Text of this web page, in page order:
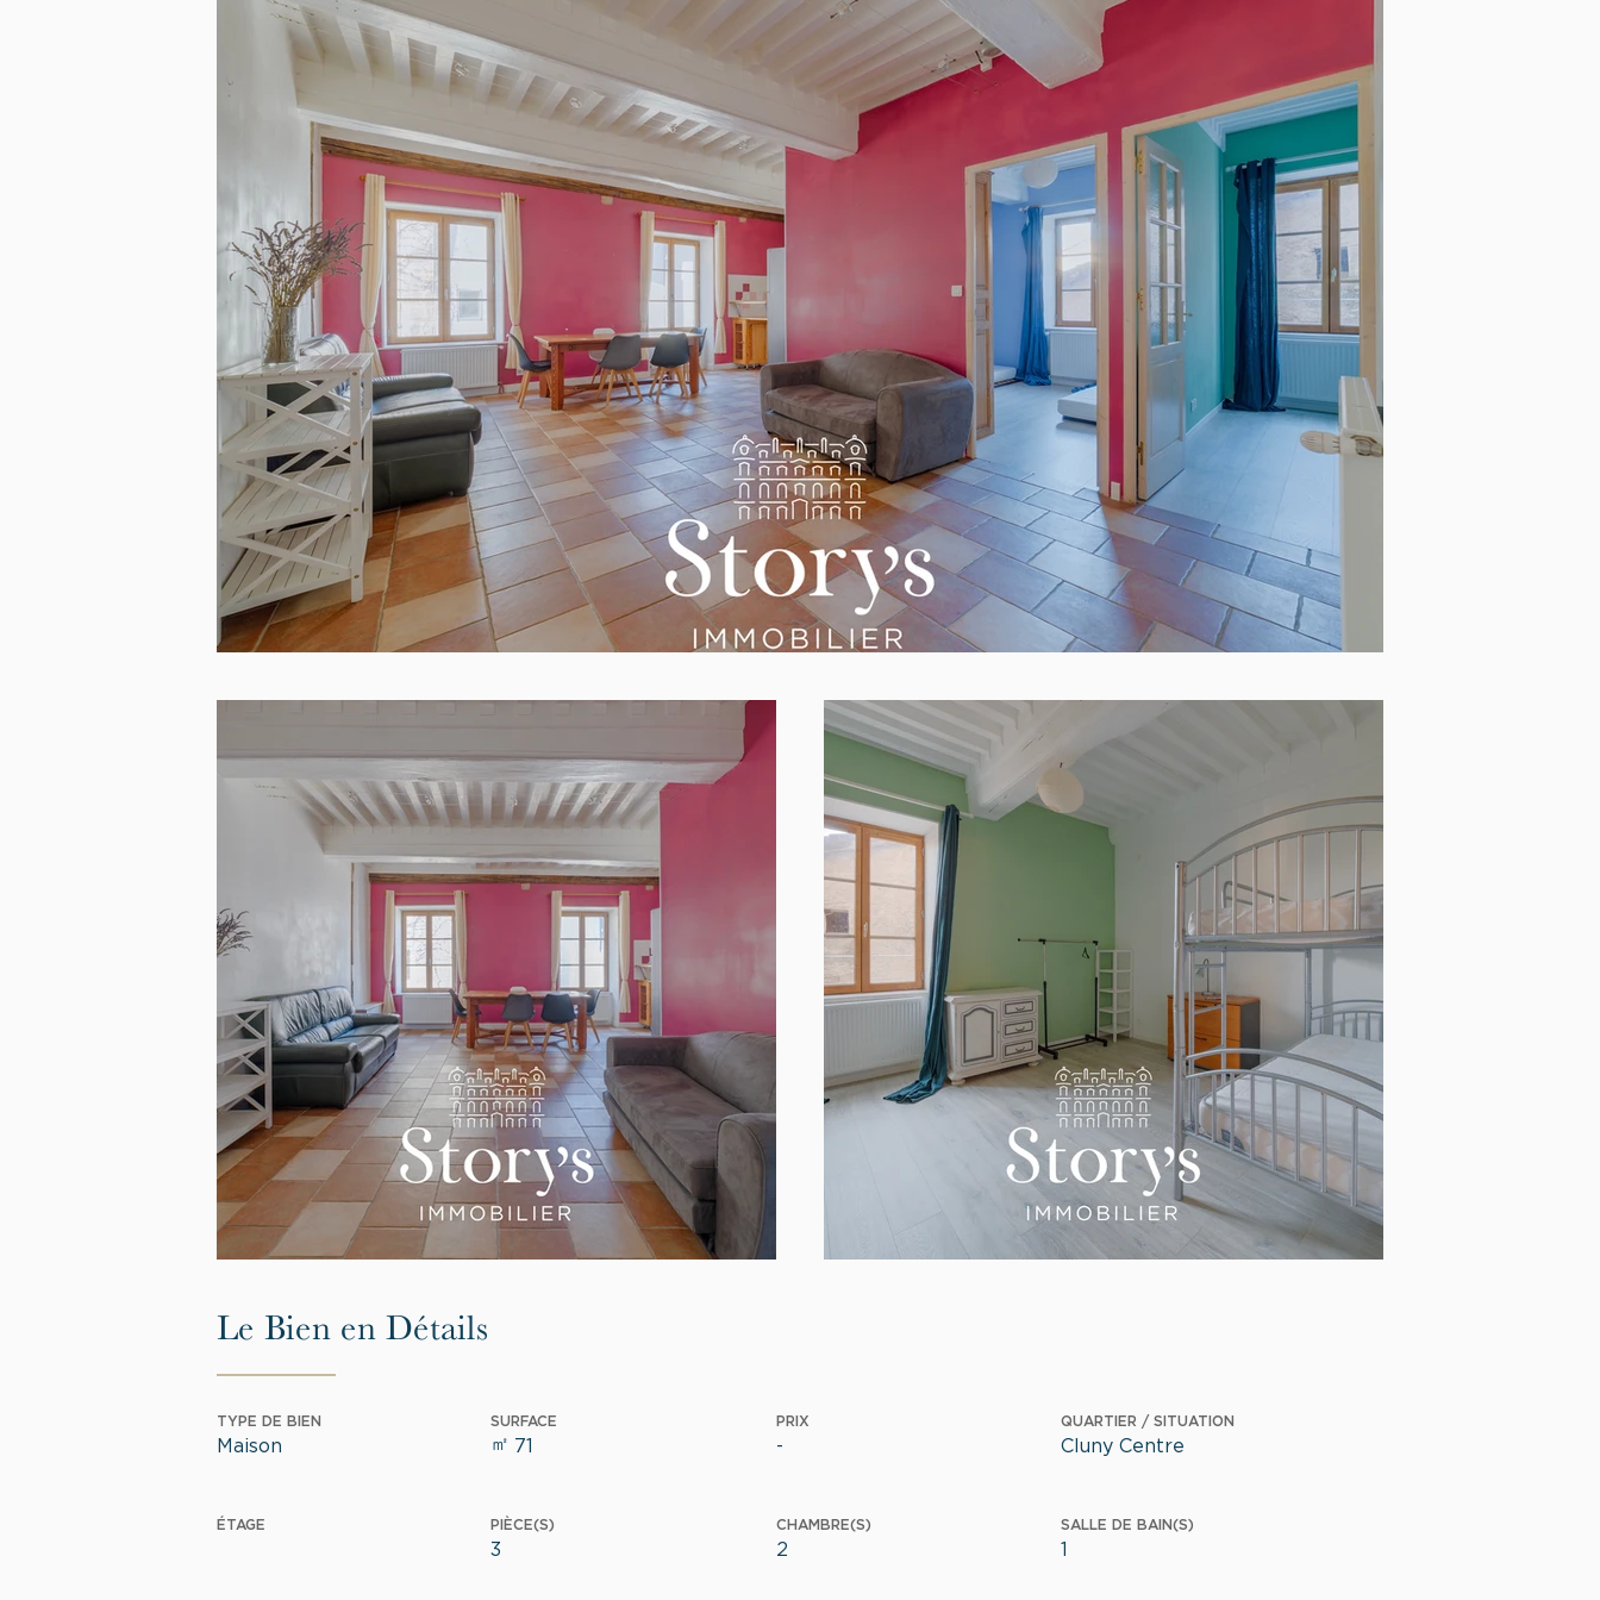
Le Bien en Détails
TYPE DE BIEN
Maison
ÉTAGE
SURFACE
㎡ 71
PIÈCE(S)
3
PRIX
-
CHAMBRE(S)
2
QUARTIER / SITUATION
Cluny Centre
SALLE DE BAIN(S)
1